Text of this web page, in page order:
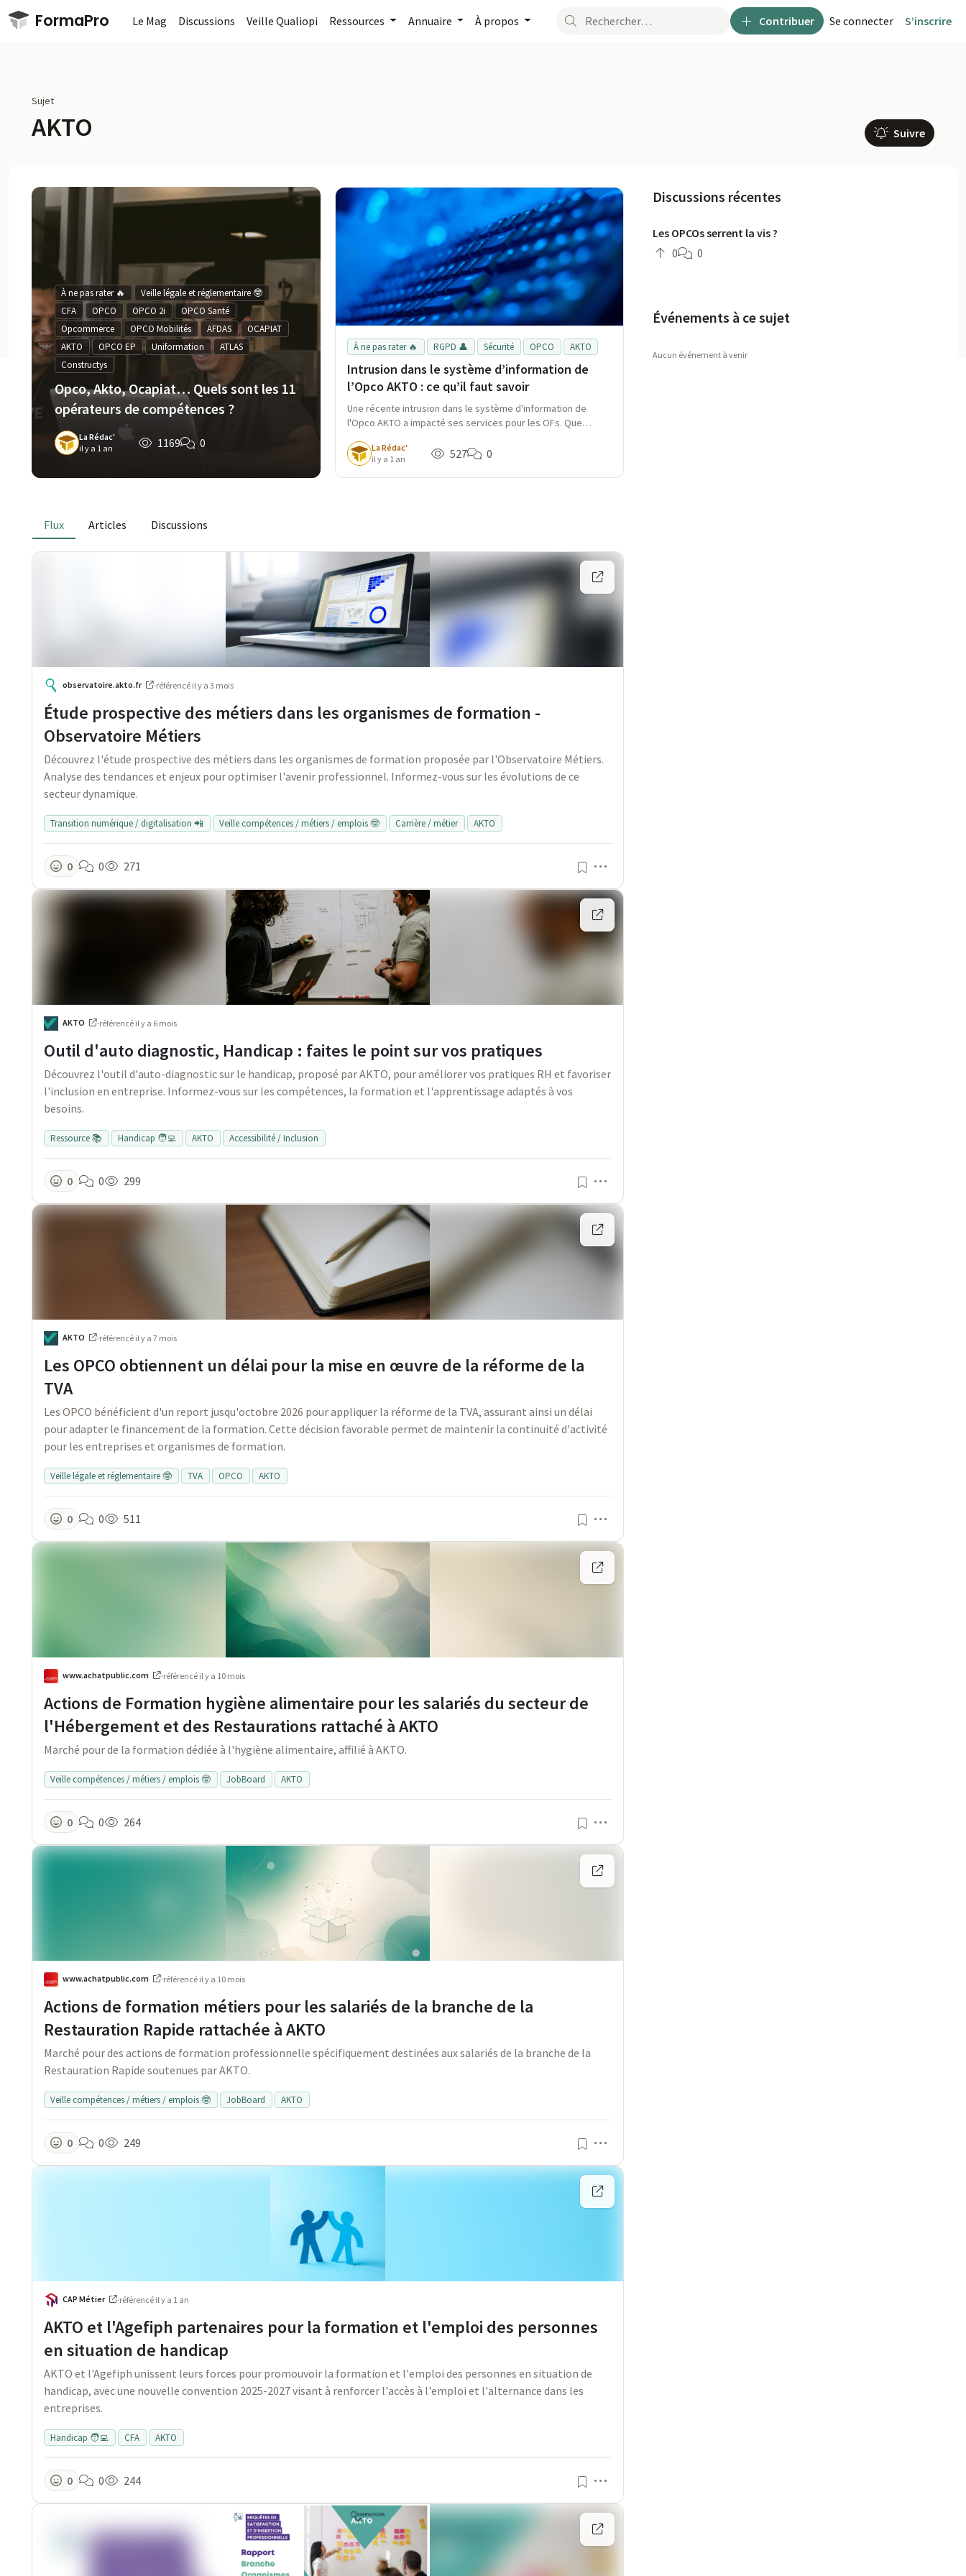
Passer au contenu principal
FormaPro Contribuer Se connecter S’inscrire
Le Mag Discussions Veille Qualiopi Ressources Annuaire À propos
Sujet
AKTO Suivre
À ne pas rater 🔥
Veille légale et réglementaire 🤓
CFA
OPCO OPCO 2i
OPCO Santé
Opcommerce
OPCO Mobilités AFDAS
OCAPIAT
AKTO
OPCO EP Uniformation
ATLAS
Constructys
Opco, Akto, Ocapiat… Quels sont les 11
opérateurs de compétences ?
La Rédac'
il y a 1 an
1169 0
À ne pas rater 🔥 RGPD 👤 Sécurité OPCO AKTO
Intrusion dans le système d’information de
l’Opco AKTO : ce qu’il faut savoir
Une récente intrusion dans le système d'information de
l'Opco AKTO a impacté ses services pour les OFs. Que
La Rédac'
il y a 1 an
527 0
Flux Articles Discussions
observatoire.akto.fr ·référencé il y a 3 mois
Étude prospective des métiers dans les organismes de formation -
Observatoire Métiers
Découvrez l'étude prospective des métiers dans les organismes de formation proposée par l'Observatoire Métiers.
Analyse des tendances et enjeux pour optimiser l'avenir professionnel. Informez-vous sur les évolutions de ce
secteur dynamique.
Transition numérique / digitalisation 📲 Veille compétences / métiers / emplois 🤓 Carrière / métier AKTO
0 0 271
AKTO ·référencé il y a 6 mois
Outil d'auto diagnostic, Handicap : faites le point sur vos pratiques
Découvrez l'outil d'auto-diagnostic sur le handicap, proposé par AKTO, pour améliorer vos pratiques RH et favoriser
l'inclusion en entreprise. Informez-vous sur les compétences, la formation et l'apprentissage adaptés à vos
besoins.
Ressource 📚 Handicap 🧑‍💻 AKTO Accessibilité / Inclusion
0 0 299
AKTO ·référencé il y a 7 mois
Les OPCO obtiennent un délai pour la mise en œuvre de la réforme de la
TVA
Les OPCO bénéficient d'un report jusqu'octobre 2026 pour appliquer la réforme de la TVA, assurant ainsi un délai
pour adapter le financement de la formation. Cette décision favorable permet de maintenir la continuité d'activité
pour les entreprises et organismes de formation.
Veille légale et réglementaire 🤓 TVA OPCO AKTO
0 0 511
www.achatpublic.com ·référencé il y a 10 mois
Actions de Formation hygiène alimentaire pour les salariés du secteur de
l'Hébergement et des Restaurations rattaché à AKTO
Marché pour de la formation dédiée à l'hygiène alimentaire, affilié à AKTO.
Veille compétences / métiers / emplois 🤓 JobBoard AKTO
0 0 264
www.achatpublic.com ·référencé il y a 10 mois
Actions de formation métiers pour les salariés de la branche de la
Restauration Rapide rattachée à AKTO
Marché pour des actions de formation professionnelle spécifiquement destinées aux salariés de la branche de la
Restauration Rapide soutenues par AKTO.
Veille compétences / métiers / emplois 🤓 JobBoard AKTO
0 0 249
CAP Métier ·référencé il y a 1 an
AKTO et l'Agefiph partenaires pour la formation et l'emploi des personnes
en situation de handicap
AKTO et l'Agefiph unissent leurs forces pour promouvoir la formation et l'emploi des personnes en situation de
handicap, avec une nouvelle convention 2025-2027 visant à renforcer l'accès à l'emploi et l'alternance dans les
entreprises.
Handicap 🧑‍💻 CFA AKTO
0 0 244
Discussions récentes
Les OPCOs serrent la vis ?
0
0
Événements à ce sujet
Aucun événement à venir